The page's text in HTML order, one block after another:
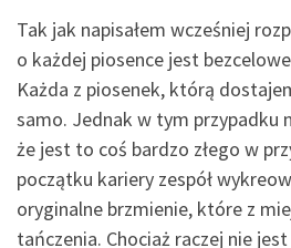
Tak jak napisałem wcześniej
o każdej piosence jest
Każda z piosenek, którą
samo. Jednak w tym przypadku
że jest to coś bardzo złego w
początku kariery zespół
oryginalne brzmienie, które z
tańczenia. Chociaż raczej nie